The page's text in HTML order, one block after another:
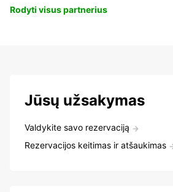
Rodyti visus partnerius
Jūsų užsakymas
Valdykite savo rezervaciją
Rezervacijos keitimas ir atšaukimas